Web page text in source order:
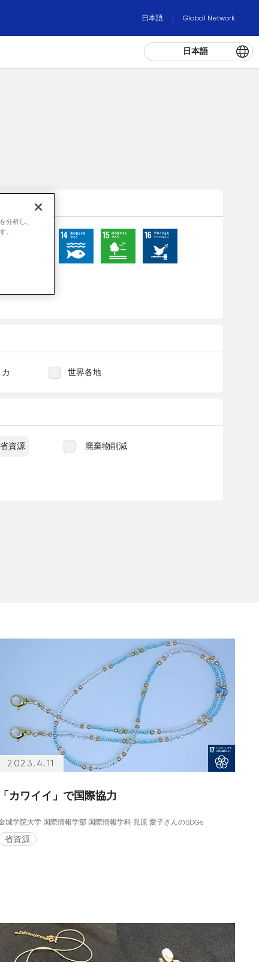
日本語 Global Network
日本語
世界各地
省資源 廃棄物削減
2023.4.11
「カワイイ」で国際協力
城学院大学 国際情報学部 国際情報学科 見原 愛子さんのSDGs
省資源
分析し、
。